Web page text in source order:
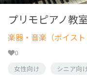
プリモピアノ教
楽器・音楽（ボイスト
0
女性向け
シニア向